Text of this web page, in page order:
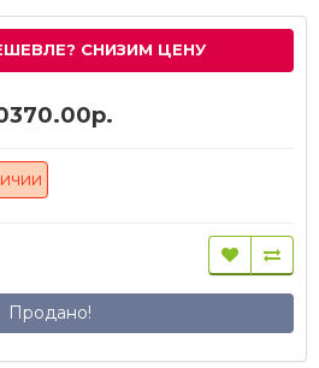
СНИЗИМ ЦЕНУ
Продано!